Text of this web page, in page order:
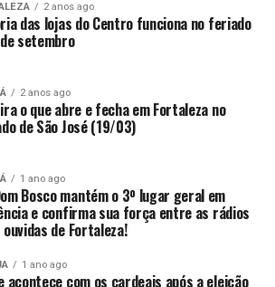
2 anos ago
das lojas do Centro funciona no feriado
setembro
2 anos ago
o que abre e fecha em Fortaleza no
de São José (19/03)
1 ano ago
Bosco mantém o 3º lugar geral em
e confirma sua força entre as rádios
ouvidas de Fortaleza!
1 ano ago
acontece com os cardeais após a eleição